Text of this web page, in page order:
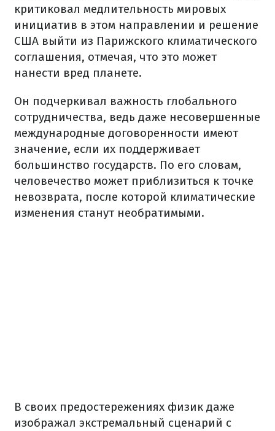
критиковал медлительность мировых
инициатив в этом направлении и решение
США выйти из Парижского климатического
соглашения, отмечая, что это может
нанести вред планете.
Он подчеркивал важность глобального
сотрудничества, ведь даже несовершенные
международные договоренности имеют
значение, если их поддерживает
большинство государств. По его словам,
человечество может приблизиться к точке
невозврата, после которой климатические
изменения станут необратимыми.
В своих предостережениях физик даже
изображал экстремальный сценарий с